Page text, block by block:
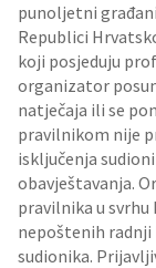
punoljetni
Republici
koji posjeduju
organizator
natječaja ili se
pravilnikom nije
isključenja
obavještavanja.
pravilnika u
nepoštenih
sudionika.